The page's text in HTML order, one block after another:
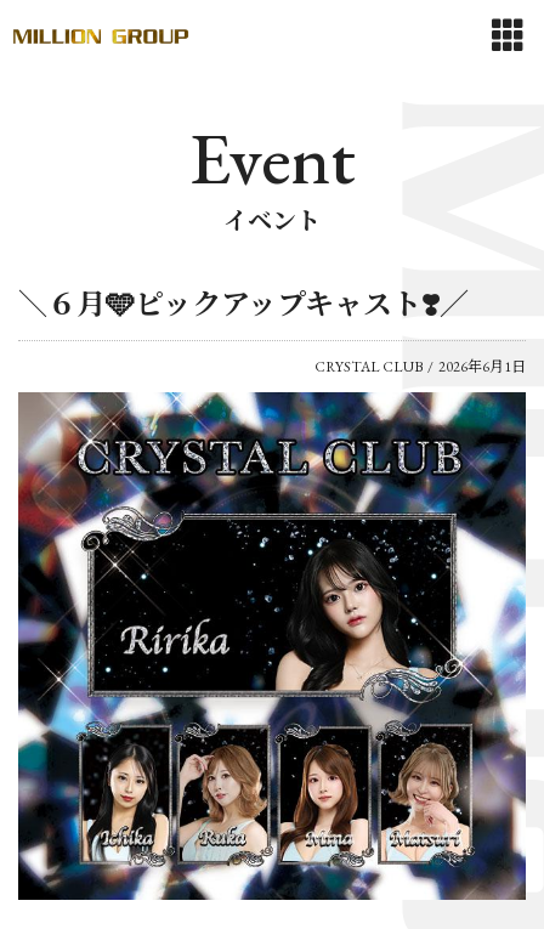
Event
イベント
＼６月🩵ピックアップキャスト❣️／
CRYSTAL CLUB 2026年6月1日